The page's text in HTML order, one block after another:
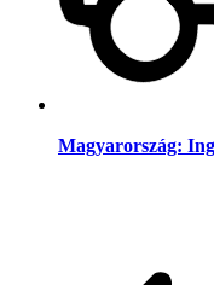
Magyarország: